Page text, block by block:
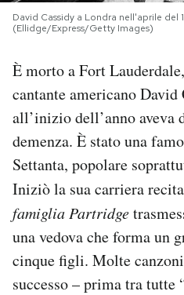
CALENDARIO
AREA PERSONALE
Notifiche mobile
Regala il Post
Hai bisogno di aiuto?
Esci
David Cassidy a Londra nell'aprile del
(Ellidge/Express/Getty Images)
È morto a Fort
cantante americano David
all’inizio dell’anno aveva
demenza. È stato una
Settanta, popolare
Iniziò la sua carriera
famiglia Partridge
una vedova che forma un
cinque figli. Molte
successo – prima tra